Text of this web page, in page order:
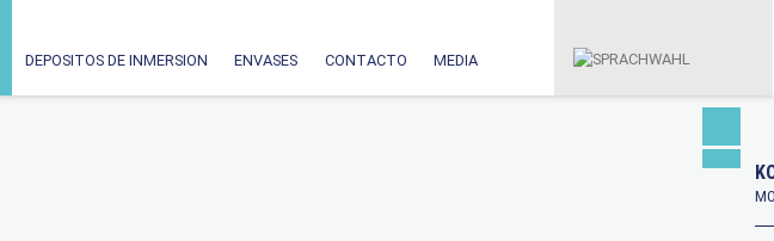
DEPOSITOS DE INMERSION ENVASES CONTACTO MEDIA